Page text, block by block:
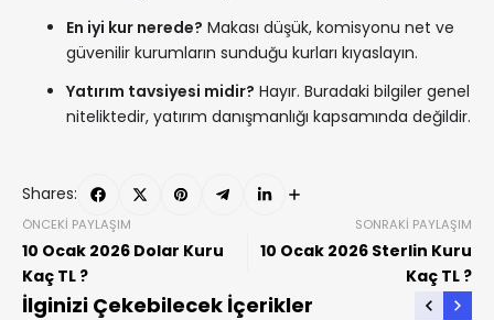
En iyi kur nerede? Makası düşük, komisyonu net ve
güvenilir kurumların sunduğu kurları kıyaslayın.
Yatırım tavsiyesi midir? Hayır. Buradaki bilgiler genel
niteliktedir, yatırım danışmanlığı kapsamında değildir.
Shares:
ÖNCEKI PAYLAŞIM
10 Ocak 2026 Dolar Kuru
Kaç TL ?
SONRAKI PAYLAŞIM
10 Ocak 2026 Sterlin Kuru
Kaç TL ?
İlginizi Çekebilecek İçerikler